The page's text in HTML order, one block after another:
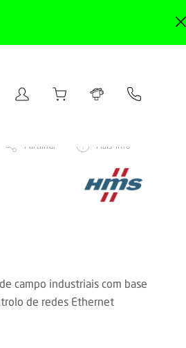
Partilhar Mais info
campo industriais com base
de redes Ethernet